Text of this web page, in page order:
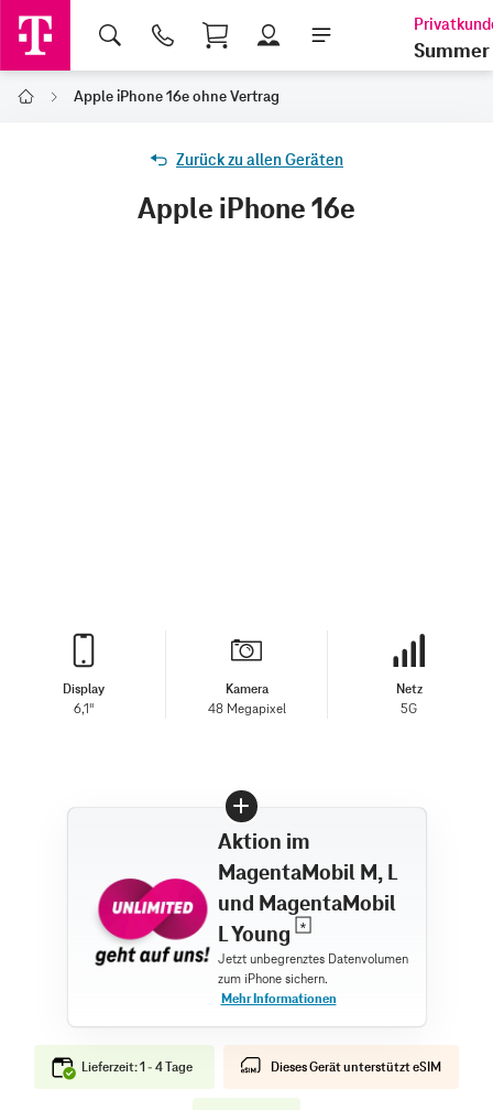
Shopping Cart
Summer
Home Apple iPhone 16e ohne Vertrag
Zurück zu allen Geräten
Apple iPhone 16e
Display
6,1"
Kamera
48 Megapixel
Netz
5G
Aktion im
MagentaMobil M, L
und MagentaMobil
L Young
Lieferzeit: 1 - 4 Tage Dieses Gerät unterstützt eSIM